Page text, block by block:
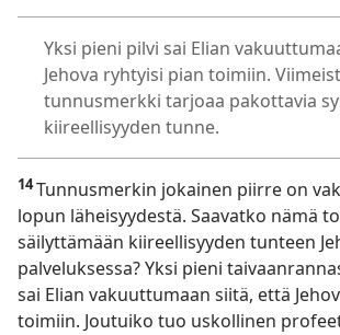
Yksi pieni pilvi sai Elian
Jehova ryhtyisi pian toimiin.
tunnusmerkki tarjoaa pakottavia
kiireellisyyden tunne.
14Tunnusmerkin jokainen piirre on
lopun läheisyydestä. Saavatko nämä
säilyttämään kiireellisyyden tunteen
palveluksessa? Yksi pieni
sai Elian vakuuttumaan siitä, että
toimiin. Joutuiko tuo uskollinen